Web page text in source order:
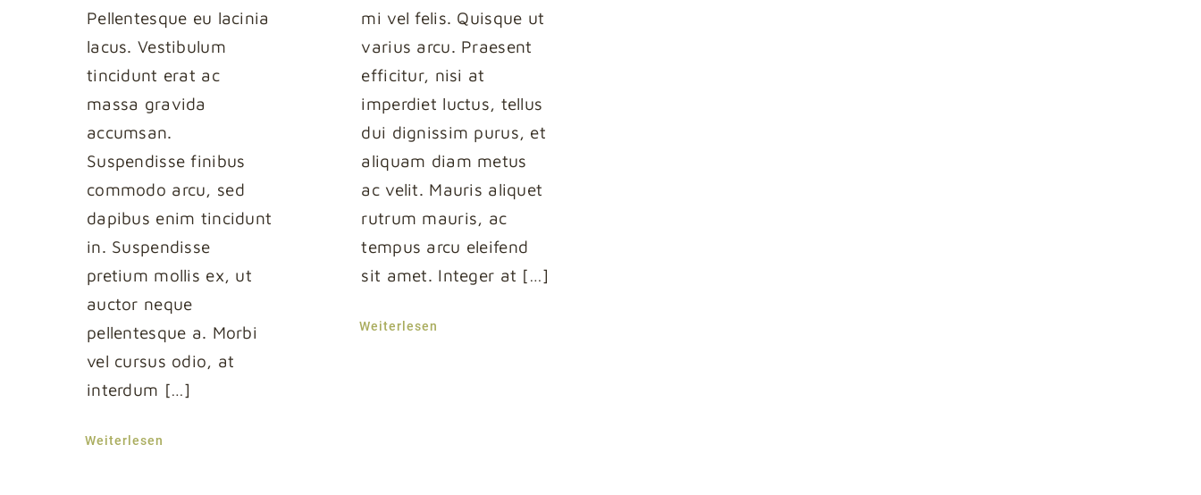
Pellentesque eu lacinia
lacus. Vestibulum
tincidunt erat ac
massa gravida
accumsan.
Suspendisse finibus
commodo arcu, sed
dapibus enim tincidunt
in. Suspendisse
pretium mollis ex, ut
auctor neque
pellentesque a. Morbi
vel cursus odio, at
interdum […]
Weiterlesen
mi vel felis. Quisque ut
varius arcu. Praesent
efficitur, nisi at
imperdiet luctus, tellus
dui dignissim purus, et
aliquam diam metus
ac velit. Mauris aliquet
rutrum mauris, ac
tempus arcu eleifend
sit amet. Integer at […]
Weiterlesen